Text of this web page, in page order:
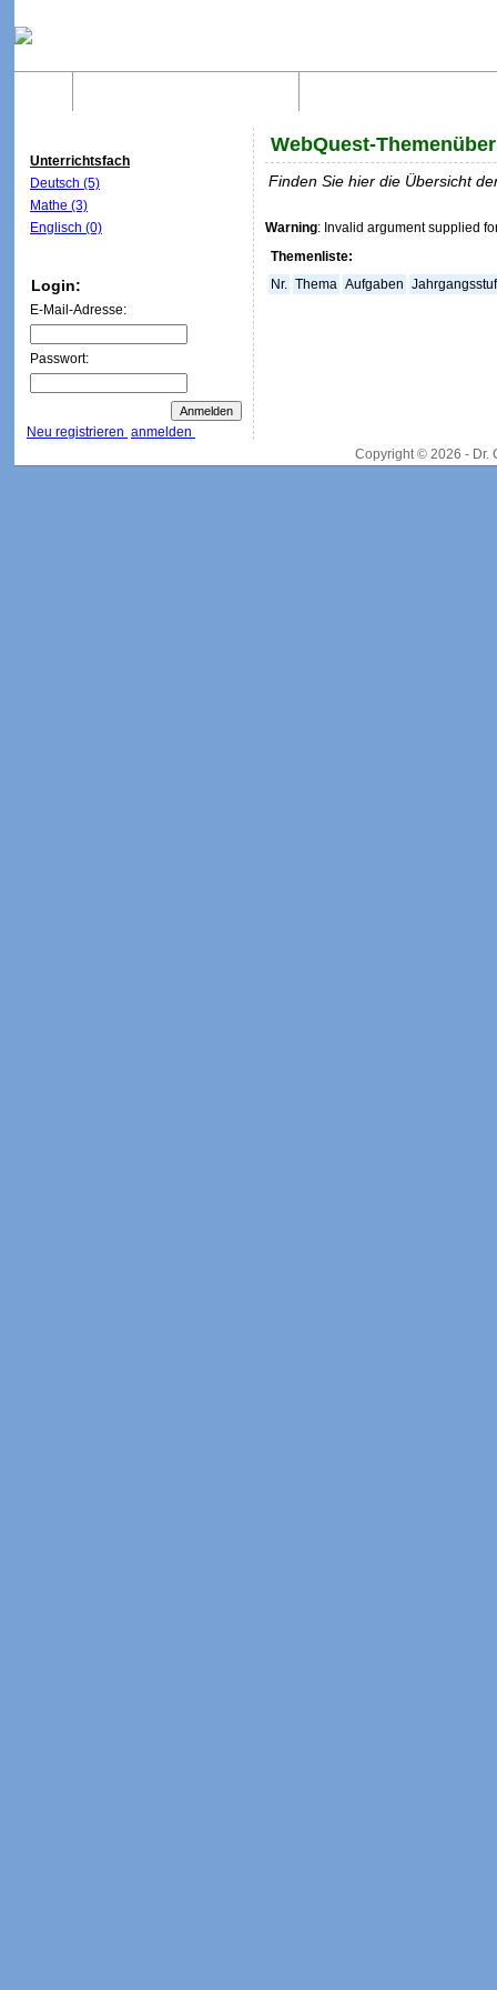
Unterrichtsfach
Deutsch (5)
Mathe (3)
Englisch (0)
Login:
E-Mail-Adresse:
Passwort:
Neu registrieren anmelden
WebQuest-
Finden Sie hier die Übersicht
Warning: Invalid argument supplied
Themenliste:
Nr. Thema Aufgaben
Copyright © 2026 - Dr.